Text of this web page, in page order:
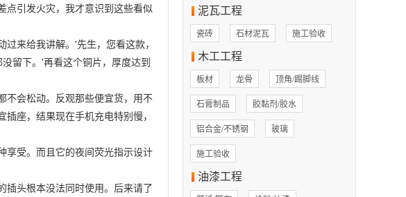
点引发火灾，我才意识到这些看似
来给我讲解。'先生，您看这款，
留下。'再看这个铜片，厚度达到
不会松动。反观那些便宜货，用不
插座，结果现在手机充电特别慢，
享受。而且它的夜间荧光指示设计
插头根本没法同时使用。后来请了
泥瓦工程
瓷砖 石材泥瓦 施工验收
木工工程
板材 龙骨 顶角/踢脚线
石膏制品 胶黏剂/胶水
铝合金/不锈钢 玻璃
施工验收
油漆工程